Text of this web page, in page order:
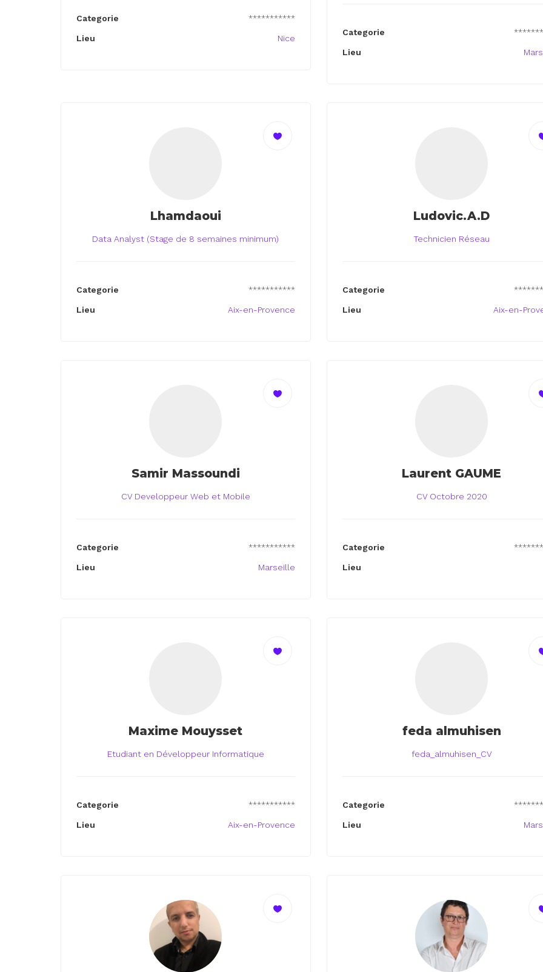
Categorie ***********
Lieu Nice
Categorie
Lieu
Lhamdaoui
Data Analyst (Stage de 8 semaines minimum)
Categorie ***********
Lieu Aix-en-Provence
Ludovic.A.D
Technicien Réseau
Categorie
Lieu Aix-en-
Samir Massoundi
CV Developpeur Web et Mobile
Categorie ***********
Lieu Marseille
Laurent GAUME
CV Octobre 2020
Categorie
Lieu
Maxime Mouysset
Etudiant en Développeur Informatique
Categorie ***********
Lieu Aix-en-Provence
feda almuhisen
feda_almuhisen_CV
Categorie
Lieu